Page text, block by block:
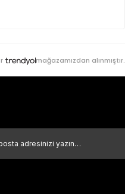
mağazamızdan alınmıştır.